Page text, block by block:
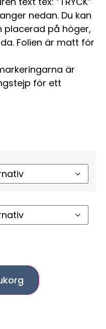
nedan. Du kan
placerad på höger,
Folien är matt för
är
för ett